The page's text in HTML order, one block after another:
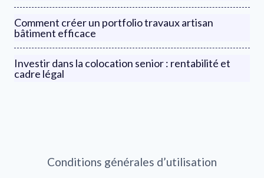
Comment créer un portfolio travaux artisan
bâtiment efficace
Investir dans la colocation senior : rentabilité et
cadre légal
Conditions générales d’utilisation